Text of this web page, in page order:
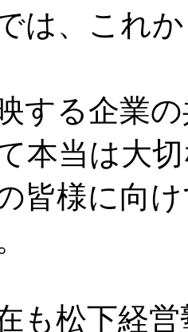
は、これ
する企業
本当は大
皆様に向
も松下経